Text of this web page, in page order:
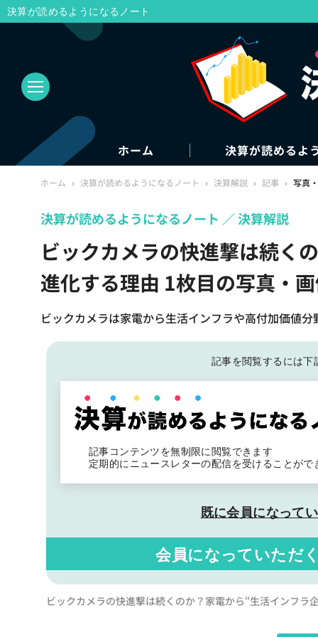
ホーム 決算が読めるよ
ホーム › 決算が読めるようになるノート › 決算解説 › 記事 › 写真
ビックカメラの快進撃は続く
進化する理由 1枚目の写真・
ビックカメラは家電から生活インフラや高付加価値
決算が読めるようになるノート 決算解説
記事を閲覧するには下
記事コンテンツを無制限に閲覧できます
定期的にニュースレターの配信を受けることがで
既に会員になって
会員になっていただ
ビックカメラの快進撃は続くのか？家電から“生活インフラ
決算が読めるようになるノート